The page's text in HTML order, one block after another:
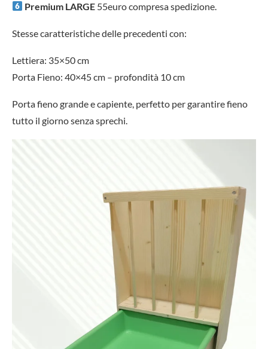
Premium LARGE 55euro compresa spedizione.
Stesse caratteristiche delle precedenti con:
Lettiera: 35×50 cm
Porta Fieno: 40×45 cm – profondità 10 cm
Porta fieno grande e capiente, perfetto per garantire fieno
tutto il giorno senza sprechi.